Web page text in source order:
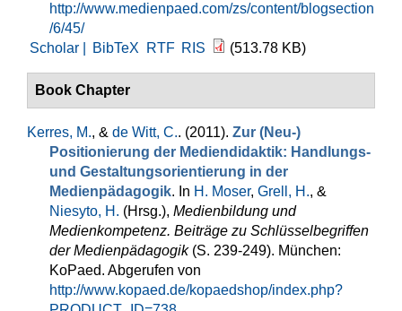
http://www.medienpaed.com/zs/content/blogsection
/6/45/
Scholar |
BibTeX RTF RIS (513.78 KB)
Book Chapter
Kerres, M., & de Witt, C.. (2011). Zur (Neu-)
Positionierung der Mediendidaktik: Handlungs-
und Gestaltungsorientierung in der
Medienpädagogik. In H. Moser, Grell, H., &
Niesyto, H. (Hrsg.), Medienbildung und
Medienkompetenz. Beiträge zu Schlüsselbegriffen
der Medienpädagogik(S. 239-249). München:
KoPaed. Abgerufen von
http://www.kopaed.de/kopaedshop/index.php?